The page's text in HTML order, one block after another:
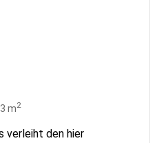
m2
verleiht den hier